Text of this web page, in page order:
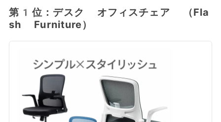
第1位：デスク オフィスチェア （Fla
sh Furniture）